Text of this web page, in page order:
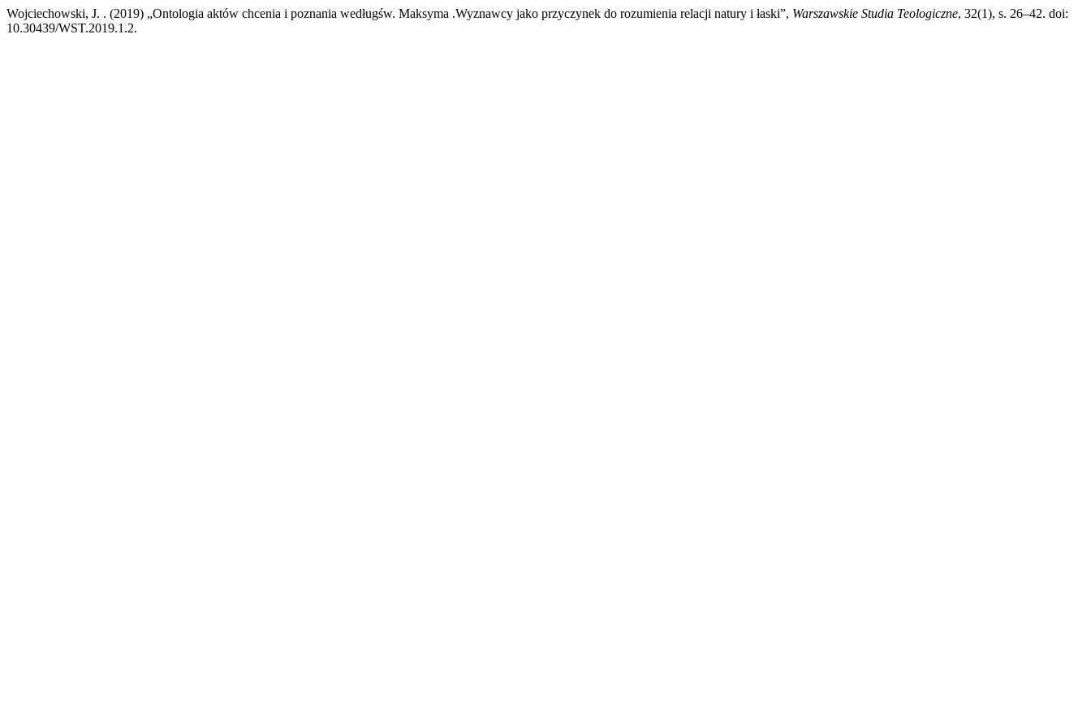
Wojciechowski, J. . (2019) „Ontologia aktów chcenia i poznania wedługśw. Maksyma .Wyznawcy jako przyczynek do rozumienia relacji natury i łaski”, Warszawskie Studia Teologiczne, 32(1), s. 26–42. doi:
10.30439/WST.2019.1.2.